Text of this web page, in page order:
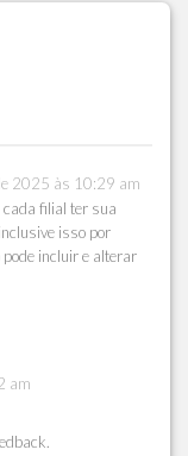
2025 às 10:29 am
cada filial ter sua
isso por
incluir e alterar
am